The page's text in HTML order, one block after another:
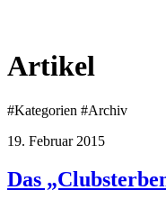
Artikel
#Kategorien #Archiv
19. Februar 2015
Das